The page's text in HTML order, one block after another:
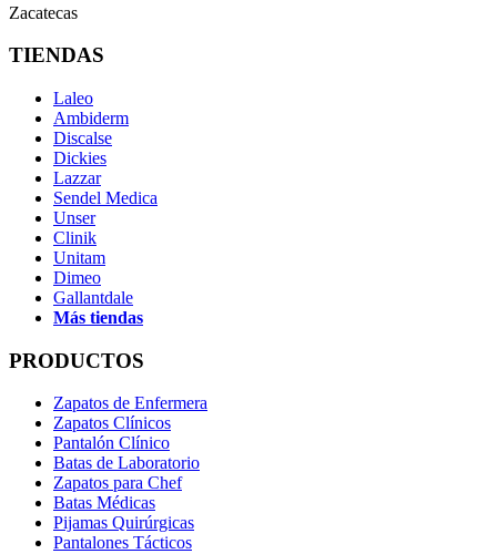
Zacatecas
TIENDAS
Laleo
Ambiderm
Discalse
Dickies
Lazzar
Sendel Medica
Unser
Clinik
Unitam
Dimeo
Gallantdale
Más tiendas
PRODUCTOS
Zapatos de Enfermera
Zapatos Clínicos
Pantalón Clínico
Batas de Laboratorio
Zapatos para Chef
Batas Médicas
Pijamas Quirúrgicas
Pantalones Tácticos